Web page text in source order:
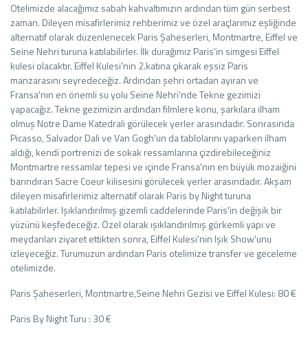
Otelimizde alacağımız sabah kahvaltımızın ardından tüm gün serbest
zaman. Dileyen misafirlerimiz rehberimiz ve özel araçlarımız eşliğinde
alternatif olarak düzenlenecek Paris Şaheserleri, Montmartre, Eiffel ve
Seine Nehri turuna katılabilirler. İlk durağımız Paris'in simgesi Eiffel
kulesi olacaktır. Eiffel Kulesi'nin 2.katına çıkarak eşsiz Paris
manzarasını seyredeceğiz. Ardından şehri ortadan ayıran ve
Fransa'nın en önemli su yolu Seine Nehri'nde Tekne gezimizi
yapacağız. Tekne gezimizin ardından filmlere konu, şarkılara ilham
olmuş Notre Dame Katedrali görülecek yerler arasındadır. Sonrasında
Picasso, Salvador Dali ve Van Gogh'un da tablolarını yaparken ilham
aldığı, kendi portrenizi de sokak ressamlarına çizdirebileceğiniz
Montmartre ressamlar tepesi ve içinde Fransa'nın en büyük mozaiğini
barındıran Sacre Coeur kilisesini görülecek yerler arasındadır. Akşam
dileyen misafirlerimiz alternatif olarak Paris by Night turuna
katılabilirler. Işıklandırılmış gizemli caddelerinde Paris'in değişik bir
yüzünü keşfedeceğiz. Özel olarak ışıklandırılmış görkemli yapı ve
meydanları ziyaret ettikten sonra, Eiffel Kulesi'nin Işık Show'unu
izleyeceğiz. Turumuzun ardından Paris otelimize transfer ve geceleme
otelimizde.
Paris Şaheserleri, Montmartre,Seine Nehri Gezisi ve Eiffel Kulesi: 80 €
Paris By Night Turu : 30 €